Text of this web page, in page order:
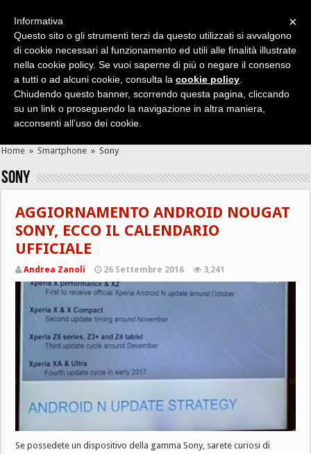
Cerca velocemente news, recensioni, guide, app, giochi ...
Home » Smartphone » Sony
Sony
AGGIORNAMENTO ANDROID NOUGAT
SONY, ECCO IL CALENDARIO
UFFICIALE
Andrea Zanoli 26 Settembre 2016 3,241
Se possedete un dispositivo della gamma Sony, sarete curiosi di
×
Informativa
Questo sito o gli strumenti terzi da questo utilizzati si avvalgono
di cookie necessari al funzionamento ed utili alle finalità illustrate
nella cookie policy. Se vuoi saperne di più o negare il consenso
a tutti o ad alcuni cookie, consulta la cookie policy
Chiudendo questo banner, scorrendo questa pagina, cliccando
su un link o proseguendo la navigazione in altra maniera,
acconsenti all’uso dei cookie.